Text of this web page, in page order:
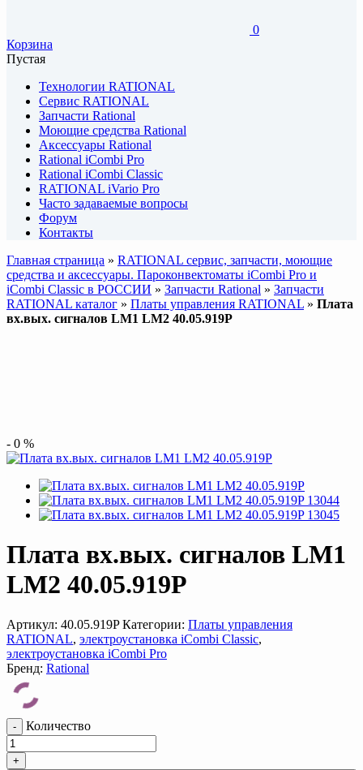
0
Корзина
Пустая
Технологии RATIONAL
Сервис RATIONAL
Запчасти Rational
Моющие средства Rational
Аксессуары Rational
Rational iCombi Pro
Rational iCombi Classic
RATIONAL iVario Pro
Часто задаваемые вопросы
Форум
Контакты
Главная страница » RATIONAL сервис, запчасти, моющие
средства и аксессуары. Пароконвектоматы iCombi Pro и
iCombi Classic в РОССИИ » Запчасти Rational » Запчасти
RATIONAL каталог » Платы управления RATIONAL » Плата
вх.вых. сигналов LM1 LM2 40.05.919P
- 0 %
Плата вх.вых. сигналов LM1
LM2 40.05.919P
Артикул: 40.05.919PКатегории: Платы управления
RATIONAL, электроустановка iCombi Classic,
электроустановка iCombi Pro
Бренд: Rational
- Количество
+